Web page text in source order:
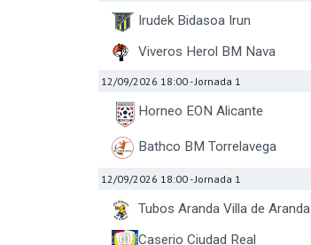
Irudek Bidasoa Irun
Viveros Herol BM Nava
12/09/2026 18:00- Jornada 1
Horneo EON Alicante
Bathco BM Torrelavega
12/09/2026 18:00- Jornada 1
Tubos Aranda Villa de Aranda
Caserio Ciudad Real